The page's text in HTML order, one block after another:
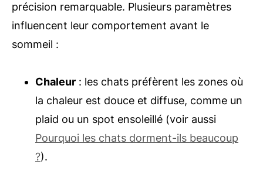
précision remarquable. Plusieurs paramètres
influencent leur comportement avant le
sommeil :
Chaleur : les chats préfèrent les zones où
la chaleur est douce et diffuse, comme un
plaid ou un spot ensoleillé (voir aussi
Pourquoi les chats dorment-ils beaucoup
?).